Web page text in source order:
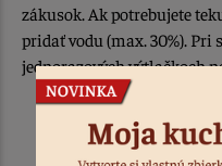
zákusok. Ak potrebujete
pridať vodu (max. 30%). Pri
jednorazových výtlačkoch
krajina pôvodu /
balenie obsahuje